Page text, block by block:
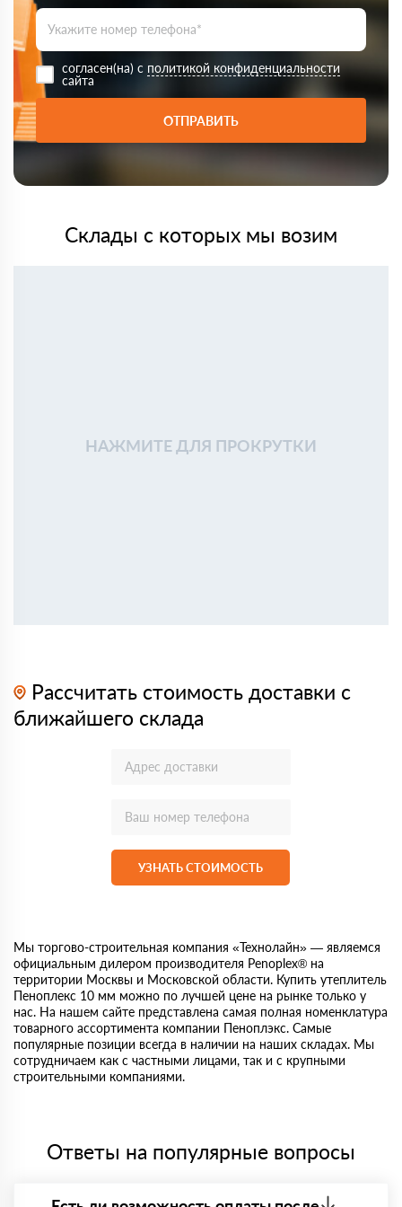
согласен(на) с политикой конфиденциальности
сайта
ОТПРАВИТЬ
Склады с которых мы возим
НАЖМИТЕ ДЛЯ ПРОКРУТКИ
Рассчитать стоимость доставки с
ближайшего склада
УЗНАТЬ СТОИМОСТЬ
Мы торгово-строительная компания «Технолайн» — являемся
официальным дилером производителя Penoplex® на
территории Москвы и Московской области. Купить утеплитель
Пеноплекс 10 мм можно по лучшей цене на рынке только у
нас. На нашем сайте представлена самая полная номенклатура
товарного ассортимента компании Пеноплэкс. Самые
популярные позиции всегда в наличии на наших складах. Мы
сотрудничаем как с частными лицами, так и с крупными
строительными компаниями.
Ответы на популярные вопросы